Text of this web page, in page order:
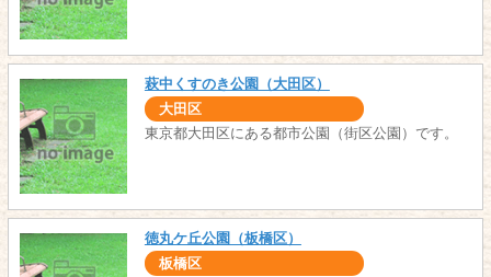
萩中くすのき公園（大田区）
大田区
東京都大田区にある都市公園（街区公園）です。
徳丸ケ丘公園（板橋区）
板橋区